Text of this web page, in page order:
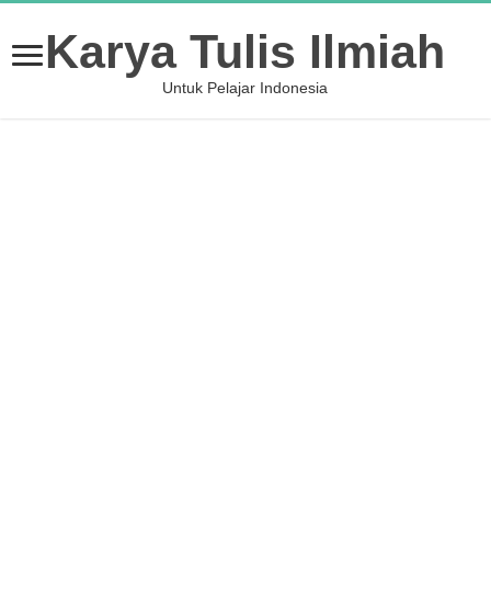
Karya Tulis Ilmiah
Untuk Pelajar Indonesia